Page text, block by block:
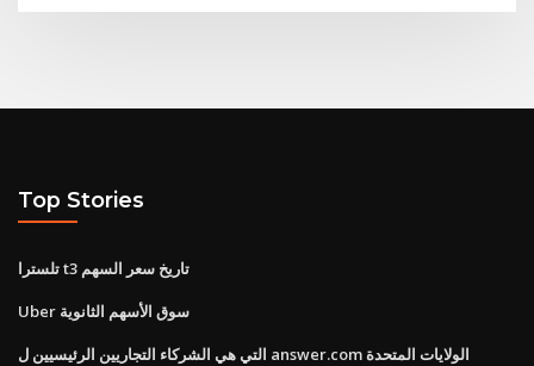
Top Stories
تلسترا t3 تاريخ سعر السهم
Uber سوق الأسهم الثانوية
التي هي الشركاء التجاريين الرئيسيين ل answer.com الولايات المتحدة